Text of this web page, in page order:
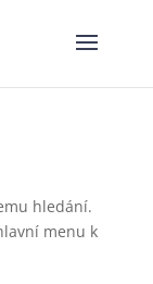
hledání.
menu k